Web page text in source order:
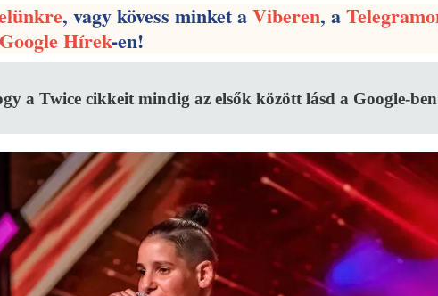
, vagy kövess minket aViberen, a
Google Hírek-en!
a Twice cikkeit mindig az elsők között lásd a Google-ben